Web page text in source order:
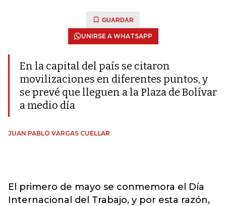
GUARDAR
UNIRSE A WHATSAPP
En la capital del país se citaron
movilizaciones en diferentes puntos, y
se prevé que lleguen a la Plaza de Bolívar
a medio día
JUAN PABLO VARGAS CUELLAR
El primero de mayo se conmemora el Día
Internacional del Trabajo, y por esta razón,